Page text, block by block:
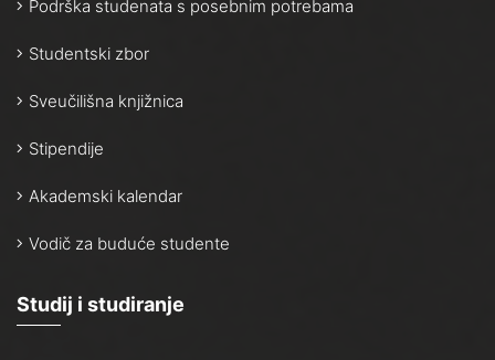
Podrška studenata s posebnim potrebama
Studentski zbor
Sveučilišna knjižnica
Stipendije
Akademski kalendar
Vodič za buduće studente
Studij i studiranje